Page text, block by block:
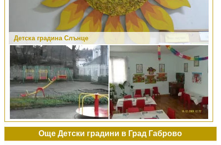
Детска градина Слънце
Детска градина Слънце
Още Детски градини в Град Габрово